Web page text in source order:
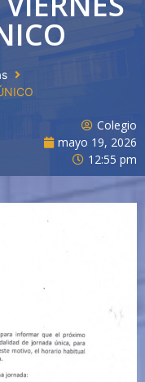
Colegio
mayo 19, 2026
12:55 pm